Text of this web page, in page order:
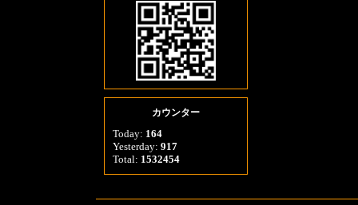
カウンター
Today: 164
Yesterday: 917
Total: 1532454